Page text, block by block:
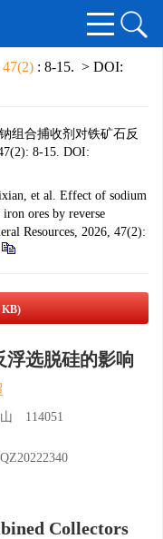
47(2) : 8-15. > DOI:
组合捕收剂对铁矿石反
8-15. DOI:
et al. Effect of sodium
ores by reverse
Resources, 2026, 47(2):
KB)
浮选脱硅的影响
114051
Collectors